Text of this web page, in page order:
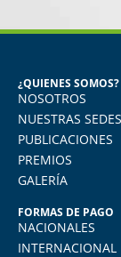
en
¿QUIENES SOMOS?
NOSOTROS
NUESTRAS SEDES
PUBLICACIONES
PREMIOS
GALERÍA
FORMAS DE PAGO
NACIONALES
INTERNACIONAL